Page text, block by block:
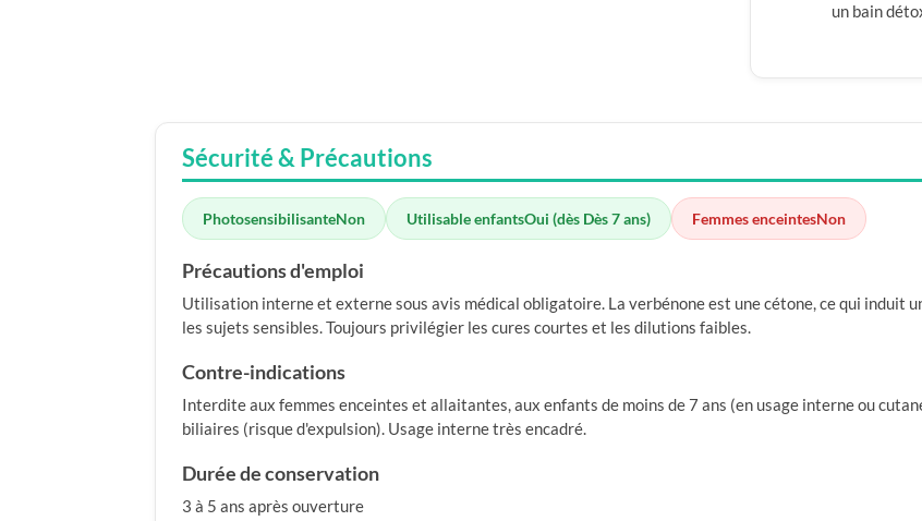
un bain
Sécurité & Précautions
PhotosensibilisanteNon Utilisable enfantsOui (dès Dès 7 ans) Femmes enceintesNon
Précautions d'emploi
Utilisation interne et externe sous avis médical obligatoire. La verbénone est une cétone, ce qui induit
les sujets sensibles. Toujours privilégier les cures courtes et les dilutions faibles.
Contre-indications
Interdite aux femmes enceintes et allaitantes, aux enfants de moins de 7 ans (en usage interne ou
biliaires (risque d'expulsion). Usage interne très encadré.
Durée de conservation
3 à 5 ans après ouverture